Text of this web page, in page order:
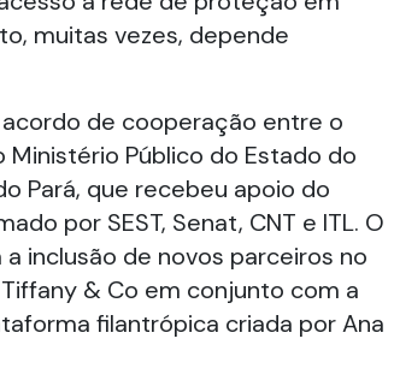
muitas vezes, depende
de cooperação entre o
Ministério Público do Estado do
Pará, que recebeu apoio do
por SEST, Senat, CNT e ITL. O
inclusão de novos parceiros no
& Co em conjunto com a
filantrópica criada por Ana